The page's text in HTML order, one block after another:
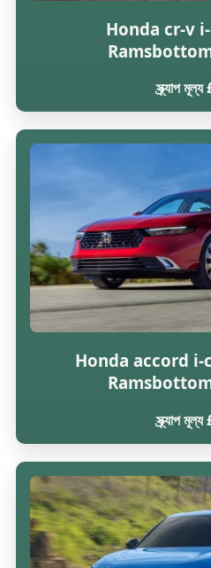
Honda cr-v
Ramsbottom-
স্ক্র্যাপ
Honda accord
Ramsbottom-
স্ক্র্যাপ